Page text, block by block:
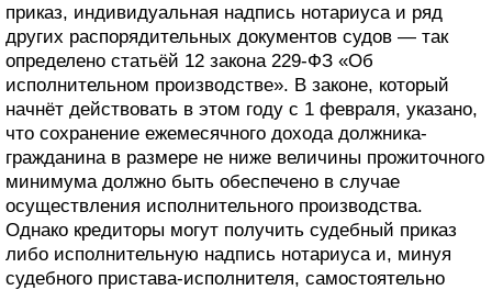
приказ, индивидуальная надпись нотариуса и ряд
других распорядительных документов судов — так
определено статьёй 12 закона 229-ФЗ «Об
исполнительном производстве». В законе, который
начнёт действовать в этом году с 1 февраля, указано,
что сохранение ежемесячного дохода должника-
гражданина в размере не ниже величины прожиточного
минимума должно быть обеспечено в случае
осуществления исполнительного производства.
Однако кредиторы могут получить судебный приказ
либо исполнительную надпись нотариуса и, минуя
судебного пристава-исполнителя, самостоятельно